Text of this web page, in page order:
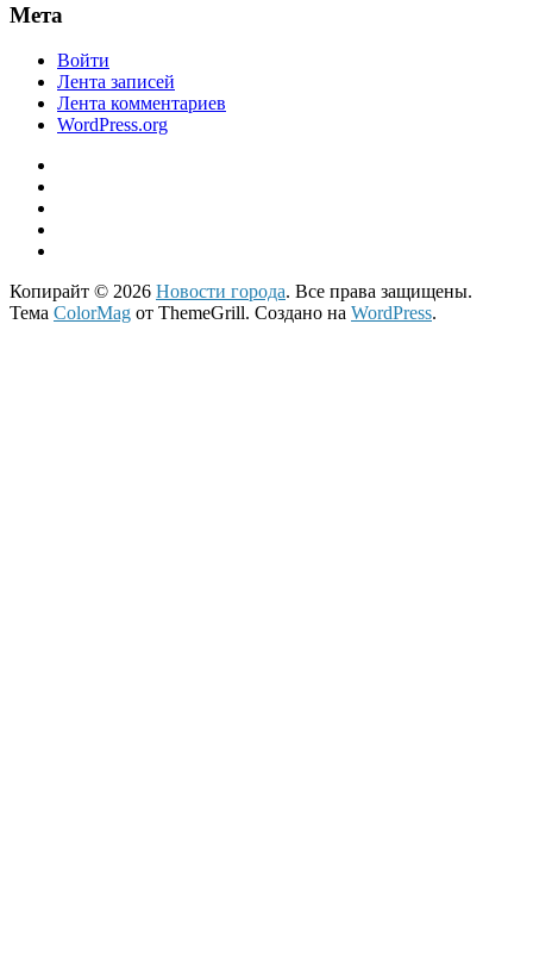
Мета
Войти
Лента записей
Лента комментариев
WordPress.org
Копирайт © 2026 Новости города. Все права защищены.
Тема ColorMag от ThemeGrill. Создано на WordPress.